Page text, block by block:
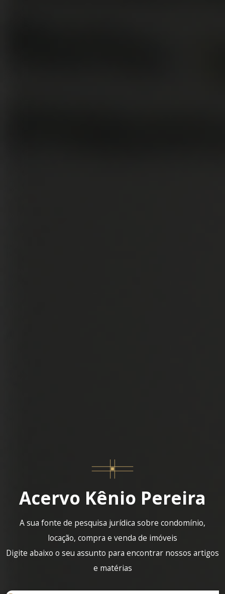
Acervo Kênio Pereira
A sua fonte de pesquisa jurídica sobre condomínio,
locação, compra e venda de imóveis
Digite abaixo o seu assunto para encontrar nossos artigos
e matérias